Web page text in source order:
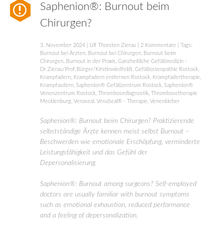
Saphenion®: Burnout beim
Chirurgen?
3. November 2024 Ulf Thorsten Zierau 2 Kommentare | Tags:
Burnout bei Ärzten
Burnout bei Chirurgen
Burnout beim
Chirurgen
Burnout in der Praxis Ganzheitliche Gefäßmedizin -
Dr.Zierau/Prof.Bürger/Kirstinwiedfeldt Gefäßosteopathie Rostock
Krampfadern
Krampfadern entfernen Rostock Krampfadertherapie
Krampfasdern Saphenion® Gefäßzentrum Rostock Saphenion®
Venenzentrum Rostock Thrombosediagnostik Thrombosetherapie
Mecklenburg Venaseal VenaSeal® - Therapie Venenkleber
Saphenion®: Burnout beim Chirurgen? Praktizierende
selbstständige Ärzte kennen meist selbst Burnout –
Beschwerden wie emotionale Erschöpfung, verminderte
Leistungsfähigkeit und das Gefühl der
Depersonalisierung.
Saphenion®: Burnout among surgeons? Self-employed
doctors are usually familiar with burnout symptoms
such as emotional exhaustion, reduced performance
and a feeling of depersonalization.